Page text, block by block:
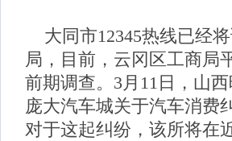
大同市12345热线已经
局，目前，云冈区工商局
前期调查。3月11日，山
庞大汽车城关于汽车消费
对于这起纠纷，该所将在